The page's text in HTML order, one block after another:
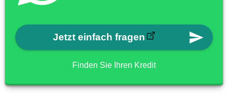
Jetzt einfach fragen
Finden Sie Ihren Kredit